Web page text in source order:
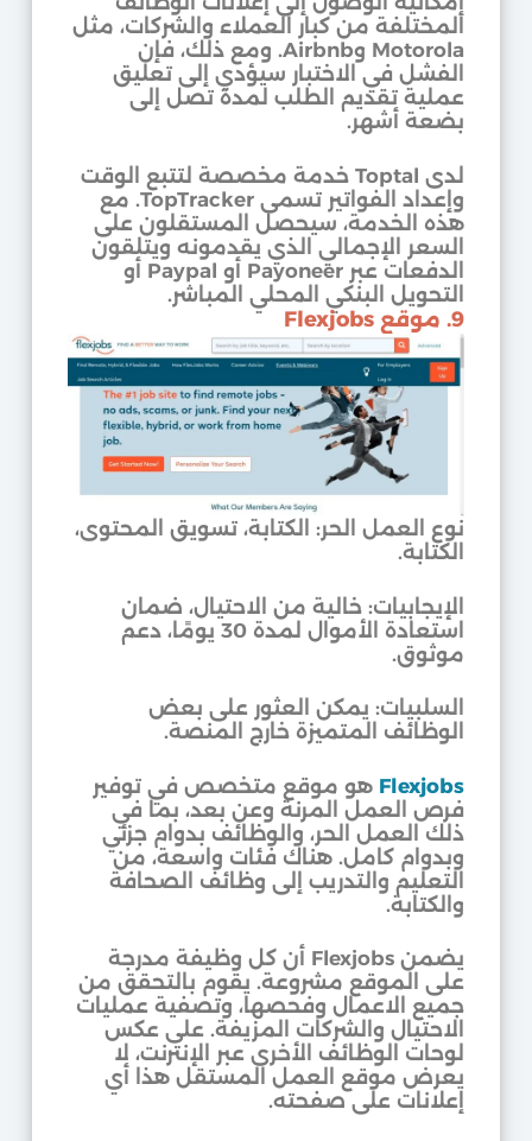
المختلفة من كبار العملاء والشركات، مثل
Motorola وAirbnb. ومع ذلك، فإن
الفشل في الاختبار سيؤدي إلى تعليق
عملية تقديم الطلب لمدة تصل إلى
بضعة أشهر.
لدى Toptal خدمة مخصصة لتتبع الوقت
وإعداد الفواتير تسمى TopTracker. مع
هذه الخدمة، سيحصل المستقلون على
السعر الإجمالي الذي يقدمونه ويتلقون
الدفعات عبر Payoneer أو Paypal أو
التحويل البنكي المحلي المباشر.
9. موقع Flexjobs
نوع العمل الحر: الكتابة، تسويق المحتوى،
الكتابة.
الإيجابيات: خالية من الاحتيال، ضمان
استعادة الأموال لمدة 30 يومًا، دعم
موثوق.
السلبيات: يمكن العثور على بعض
الوظائف المتميزة خارج المنصة.
Flexjobs هو موقع متخصص في توفير
فرص العمل المرنة وعن بعد، بما في
ذلك العمل الحر، والوظائف بدوام جزئي
وبدوام كامل. هناك فئات واسعة، من
التعليم والتدريب إلى وظائف الصحافة
والكتابة.
يضمن Flexjobs أن كل وظيفة مدرجة
على الموقع مشروعة. يقوم بالتحقق من
جميع الاعمال وفحصها، وتصفية عمليات
الاحتيال والشركات المزيفة. على عكس
لوحات الوظائف الأخرى عبر الإنترنت، لا
يعرض موقع العمل المستقل هذا أي
إعلانات على صفحته.